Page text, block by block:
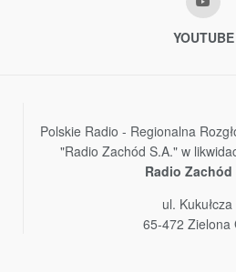
YOUTUBE
Polskie Radio - Regionalna
"Radio Zachód S.A." w
Radio Zachód
ul. Kukułcza
65-472 Zielona